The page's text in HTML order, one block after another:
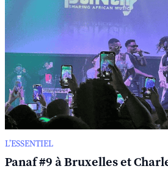
L’ESSENTIEL
Panaf #9 à Bruxelles et